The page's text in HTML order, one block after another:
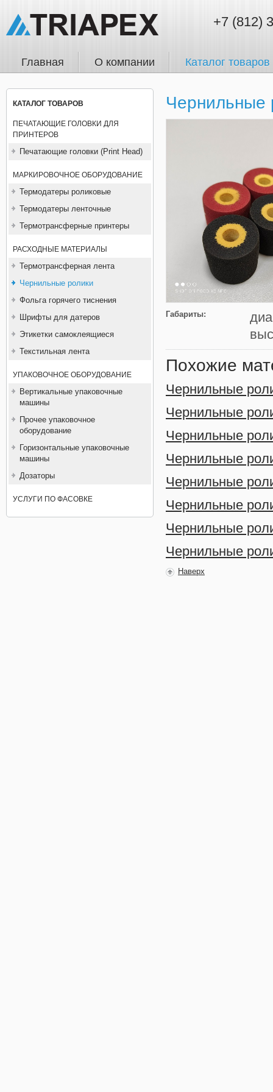
+7 (812)
Главная О компании Каталог товаров
КАТАЛОГ ТОВАРОВ
ПЕЧАТАЮЩИЕ ГОЛОВКИ ДЛЯ
ПРИНТЕРОВ
Печатающие головки (Print Head)
МАРКИРОВОЧНОЕ ОБОРУДОВАНИЕ
Термодатеры роликовые
Термодатеры ленточные
Термотрансферные принтеры
РАСХОДНЫЕ МАТЕРИАЛЫ
Термотрансферная лента
Чернильные ролики
Фольга горячего тиснения
Шрифты для датеров
Этикетки самоклеящиеся
Текстильная лента
УПАКОВОЧНОЕ ОБОРУДОВАНИЕ
Вертикальные упаковочные
машины
Прочее упаковочное
оборудование
Горизонтальные упаковочные
машины
Дозаторы
УСЛУГИ ПО ФАСОВКЕ
Чернильные
Габариты:
Похожие
Чернильные
Чернильные
Чернильные
Чернильные
Чернильные
Чернильные
Чернильные
Чернильные
Наверх